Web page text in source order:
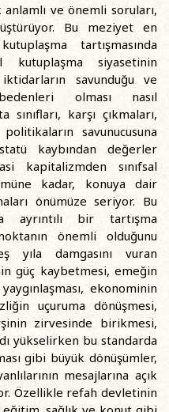
ve önemli soruları,
Bu meziyet en
tartışmasında
kutuplaşma siyasetinin
iktidarların savunduğu ve
olması nasıl
karşı çıkmaları,
savunucusuna
kaybından değerler
kapitalizmden sınıfsal
kadar, konuya dair
önümüze seriyor. Bu
ayrıntılı bir tartışma
önemli olduğunu
yıla damgasını vuran
güç kaybetmesi, emeğin
ekonominin
uçuruma dönüşmesi,
zirvesinde birikmesi,
yükselirken bu standarda
gibi büyük dönüşümler,
mesajlarına açık
Özellikle refah devletinin